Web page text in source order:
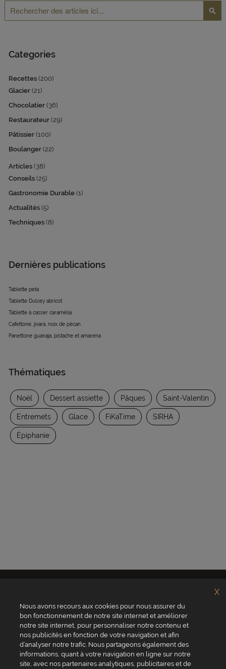
Rechercher
Categories
Recettes (200)
Glacier (21)
Chocolatier (36)
Restaurateur (29)
Pâtissier (100)
Boulanger (22)
Articles (38)
Conseils (25)
Gastronomie Durable (1)
Actualités (5)
Techniques (8)
Dernières publications
Tablette peta
Tablette Dulcey abricot
Tablette à casser caramélia
Cafettone, jivara, noix de pécan
Panettone guanaja, pistache et amarena
Thématiques
Noël Dessert assiette Pâques Saint-Valentin
Entremets Glace FiKaTime SIRHA
Épiphanie
Qui sommes-nous ?
Site Valrhona.com
MyValrhona
Valrhona
Norohy
Adamance
Nous avons recours aux cookies pour nous assurer du
bon fonctionnement de notre site internet et améliorer
notre site internet, pour personnaliser notre contenu et
nos publicités en fonction de votre navigation et afin
d’analyser notre trafic. Nous partageons également des
informations, quant à votre navigation en ligne sur notre
site, avec nos partenaires analytiques, publicitaires et de
X